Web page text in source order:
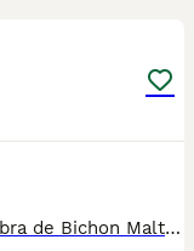
📞 613283995 WhatsApp Preciosa hembra de Bichon Maltes de linea coreana de las mas pequeñinas Entregamos nuestros pequeños cachorritos con todas las garantías y cuidados necesarios , disponemos de núcleo zoológico para crianza y venta de nuestros cachorros . ✅Desparasitaciones y vacunas correspondientes a su edad . ✅Cartilla de vacunación . ✅Revisiones veterinarias . ✅Garantías víricas de 15 días . ✅Garantías genéticas de un año . Seriedad , confianza y bienestar animal son nuestra prioridad . También ofrecemos transporte propio para nuestros pequeños cachorros a toda la península , el pago lo podéis hacer contra reembolso . (con coste adicional) . Mandamos a toda España . Disponemos de varias razas Si no esta la raza que queréis llámanos , intentaremos encontrártela , trabajamos con los mejores criadores de España .